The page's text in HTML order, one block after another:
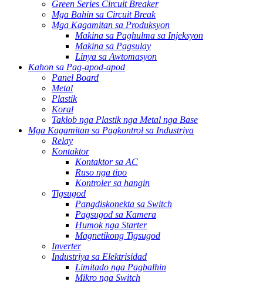
Green Series Circuit Breaker
Mga Bahin sa Circuit Break
Mga Kagamitan sa Produksyon
Makina sa Paghulma sa Injeksyon
Makina sa Pagsulay
Linya sa Awtomasyon
Kahon sa Pag-apod-apod
Panel Board
Metal
Plastik
Koral
Taklob nga Plastik nga Metal nga Base
Mga Kagamitan sa Pagkontrol sa Industriya
Relay
Kontaktor
Kontaktor sa AC
Ruso nga tipo
Kontroler sa hangin
Tigsugod
Pangdiskonekta sa Switch
Pagsugod sa Kamera
Humok nga Starter
Magnetikong Tigsugod
Inverter
Industriya sa Elektrisidad
Limitado nga Pagbalhin
Mikro nga Switch